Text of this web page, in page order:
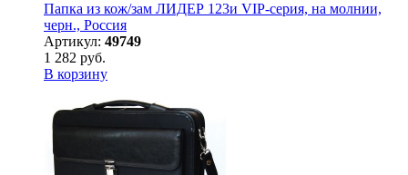
Папка из кож/зам ЛИДЕР 123и VIP-серия, на молнии,
черн., Россия
Артикул: 49749
1 282 руб.
В корзину